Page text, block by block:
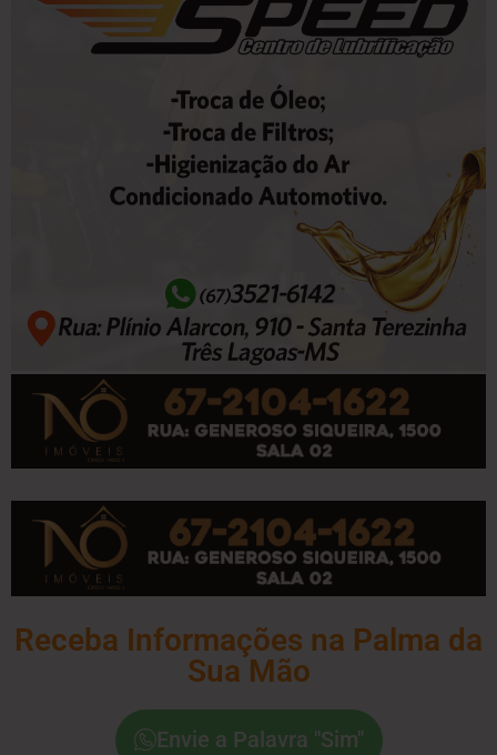
Receba Informações na Palma da
Sua Mão
Envie a Palavra "Sim"